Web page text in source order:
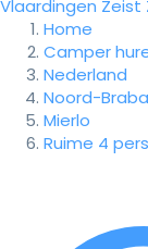
Vlaardingen Zeist
Home
Camper
Nederland
Noord-
Mierlo
Ruime 4